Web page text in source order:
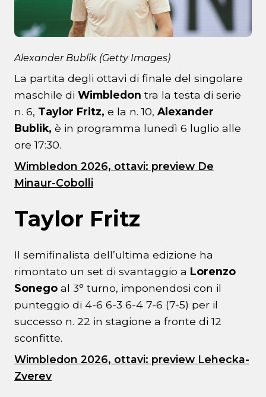
Alexander Bublik (Getty Images)
La partita degli ottavi di finale del singolare
maschile di Wimbledon tra la testa di serie
n. 6, Taylor Fritz, e la n. 10, Alexander
Bublik, è in programma lunedì 6 luglio alle
ore 17:30.
Wimbledon 2026, ottavi: preview De
Minaur-Cobolli
Taylor Fritz
Il semifinalista dell’ultima edizione ha
rimontato un set di svantaggio a Lorenzo
Sonego al 3° turno, imponendosi con il
punteggio di 4-6 6-3 6-4 7-6 (7-5) per il
successo n. 22 in stagione a fronte di 12
sconfitte.
Wimbledon 2026, ottavi: preview Lehecka-
Zverev